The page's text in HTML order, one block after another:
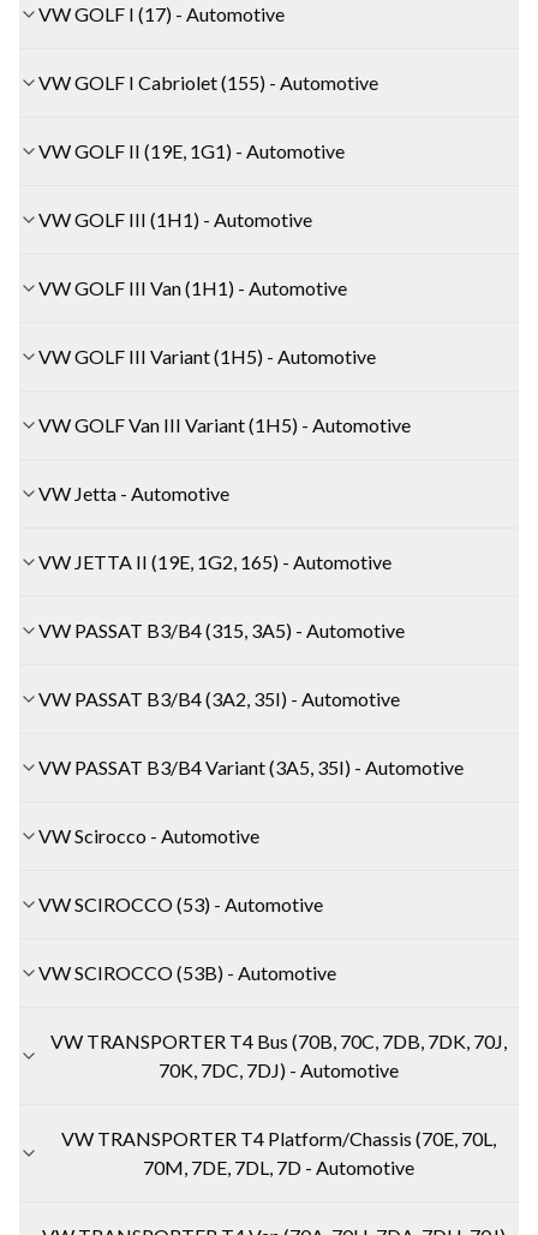
VW GOLF I (17) - Automotive
VW GOLF I Cabriolet (155) - Automotive
VW GOLF II (19E, 1G1) - Automotive
VW GOLF III (1H1) - Automotive
VW GOLF III Van (1H1) - Automotive
VW GOLF III Variant (1H5) - Automotive
VW GOLF Van III Variant (1H5) - Automotive
VW Jetta - Automotive
VW JETTA II (19E, 1G2, 165) - Automotive
VW PASSAT B3/B4 (315, 3A5) - Automotive
VW PASSAT B3/B4 (3A2, 35I) - Automotive
VW PASSAT B3/B4 Variant (3A5, 35I) - Automotive
VW Scirocco - Automotive
VW SCIROCCO (53) - Automotive
VW SCIROCCO (53B) - Automotive
VW TRANSPORTER T4 Bus (70B, 70C, 7DB, 7DK, 70J,
70K, 7DC, 7DJ) - Automotive
VW TRANSPORTER T4 Platform/Chassis (70E, 70L,
70M, 7DE, 7DL, 7D - Automotive